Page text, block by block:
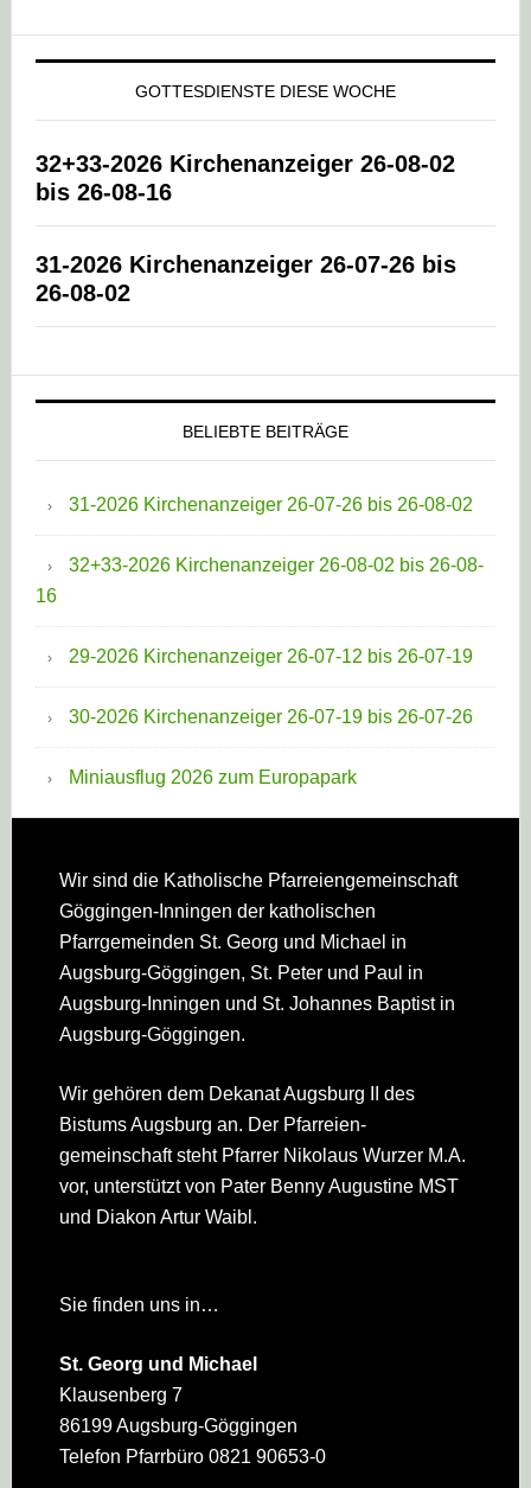
GOTTESDIENSTE DIESE WOCHE
32+33-2026 Kirchenanzeiger 26-08-02
bis 26-08-16
31-2026 Kirchenanzeiger 26-07-26 bis
26-08-02
BELIEBTE BEITRÄGE
31-2026 Kirchenanzeiger 26-07-26 bis 26-08-02
32+33-2026 Kirchenanzeiger 26-08-02 bis 26-08-
16
29-2026 Kirchenanzeiger 26-07-12 bis 26-07-19
30-2026 Kirchenanzeiger 26-07-19 bis 26-07-26
Miniausflug 2026 zum Europapark
Footer
Wir sind die Katholische Pfarreien­gemeinschaft
Göggingen-Inningen der katholischen
Pfarrgemeinden St. Georg und Michael in
Augsburg-Göggingen, St. Peter und Paul in
Augsburg-Inningen und St. Johannes Baptist in
Augsburg-Göggingen.
Wir gehören dem Dekanat Augsburg II des
Bistums Augsburg an. Der Pfarreien­
gemeinschaft steht Pfarrer Nikolaus Wurzer M.A.
vor, unterstützt von Pater Benny Augustine MST
und Diakon Artur Waibl.
Sie finden uns in…
St. Georg und Michael
Klausenberg 7
86199 Augsburg-Göggingen
Telefon Pfarrbüro 0821 90653-0